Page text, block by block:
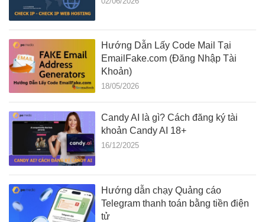
Hướng Dẫn Lấy Code Mail Tại
EmailFake.com (Đăng Nhập Tài
Khoản)
18/05/2026
Candy AI là gì? Cách đăng ký tài
khoản Candy AI 18+
16/12/2025
Hướng dẫn chạy Quảng cáo
Telegram thanh toán bằng tiền điện
tử